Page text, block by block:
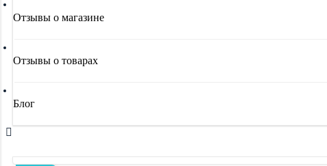
Отзывы о магазине
Отзывы о товарах
Блог